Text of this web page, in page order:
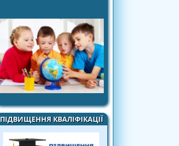
ПІДВИЩЕННЯ КВАЛІФІКАЦІЇ